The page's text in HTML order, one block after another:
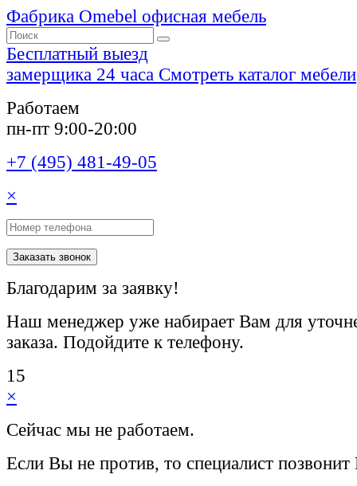
Фабрика Omebel офисная мебель
Бесплатный выезд
замерщика 24 часа Смотреть каталог мебели
Работаем
пн-пт 9:00-20:00
+7 (495) 481-49-05
×
Заказать звонок
Благодарим за заявку!
Наш менеджер уже набирает Вам для
заказа. Подойдите к телефону.
15
×
Сейчас мы не работаем.
Если Вы не против, то специалист